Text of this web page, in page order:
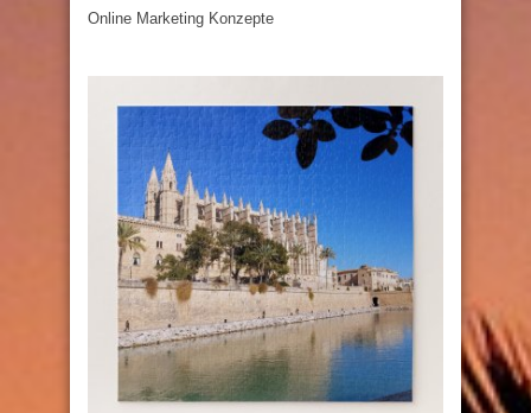
Online Marketing Konzepte